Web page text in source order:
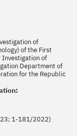
of
of the First
of
Department of
for the Republic
1-181/2022)